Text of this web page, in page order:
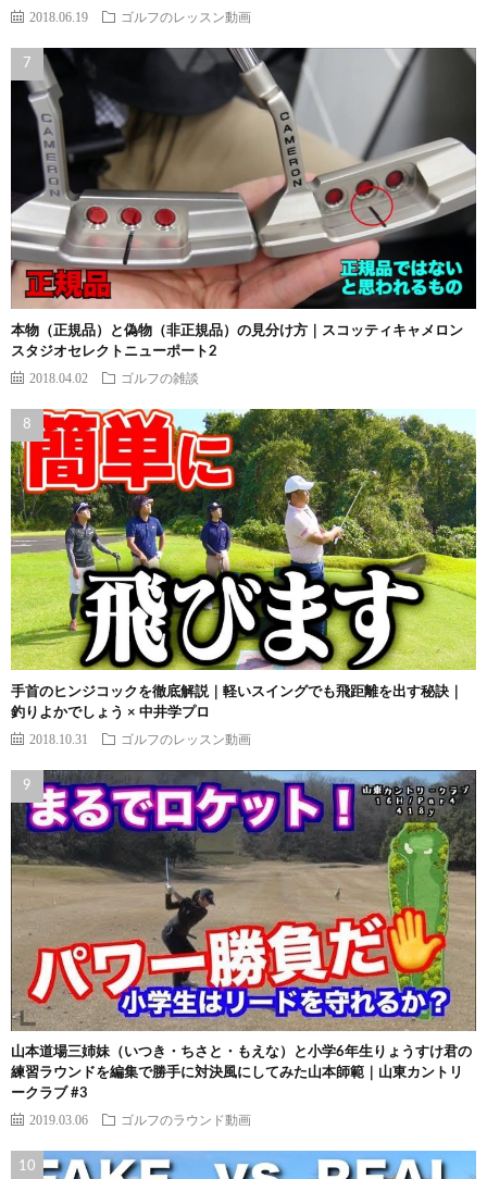
2018.06.19 ゴルフのレッスン動画
本物（正規品）と偽物（非正規品）の見分け方｜スコッティキャメロン
スタジオセレクトニューポート2
2018.04.02 ゴルフの雑談
手首のヒンジコックを徹底解説｜軽いスイングでも飛距離を出す秘訣｜
釣りよかでしょう × 中井学プロ
2018.10.31 ゴルフのレッスン動画
山本道場三姉妹（いつき・ちさと・もえな）と小学6年生りょうすけ君の
練習ラウンドを編集で勝手に対決風にしてみた山本師範｜山東カントリ
ークラブ #3
2019.03.06 ゴルフのラウンド動画